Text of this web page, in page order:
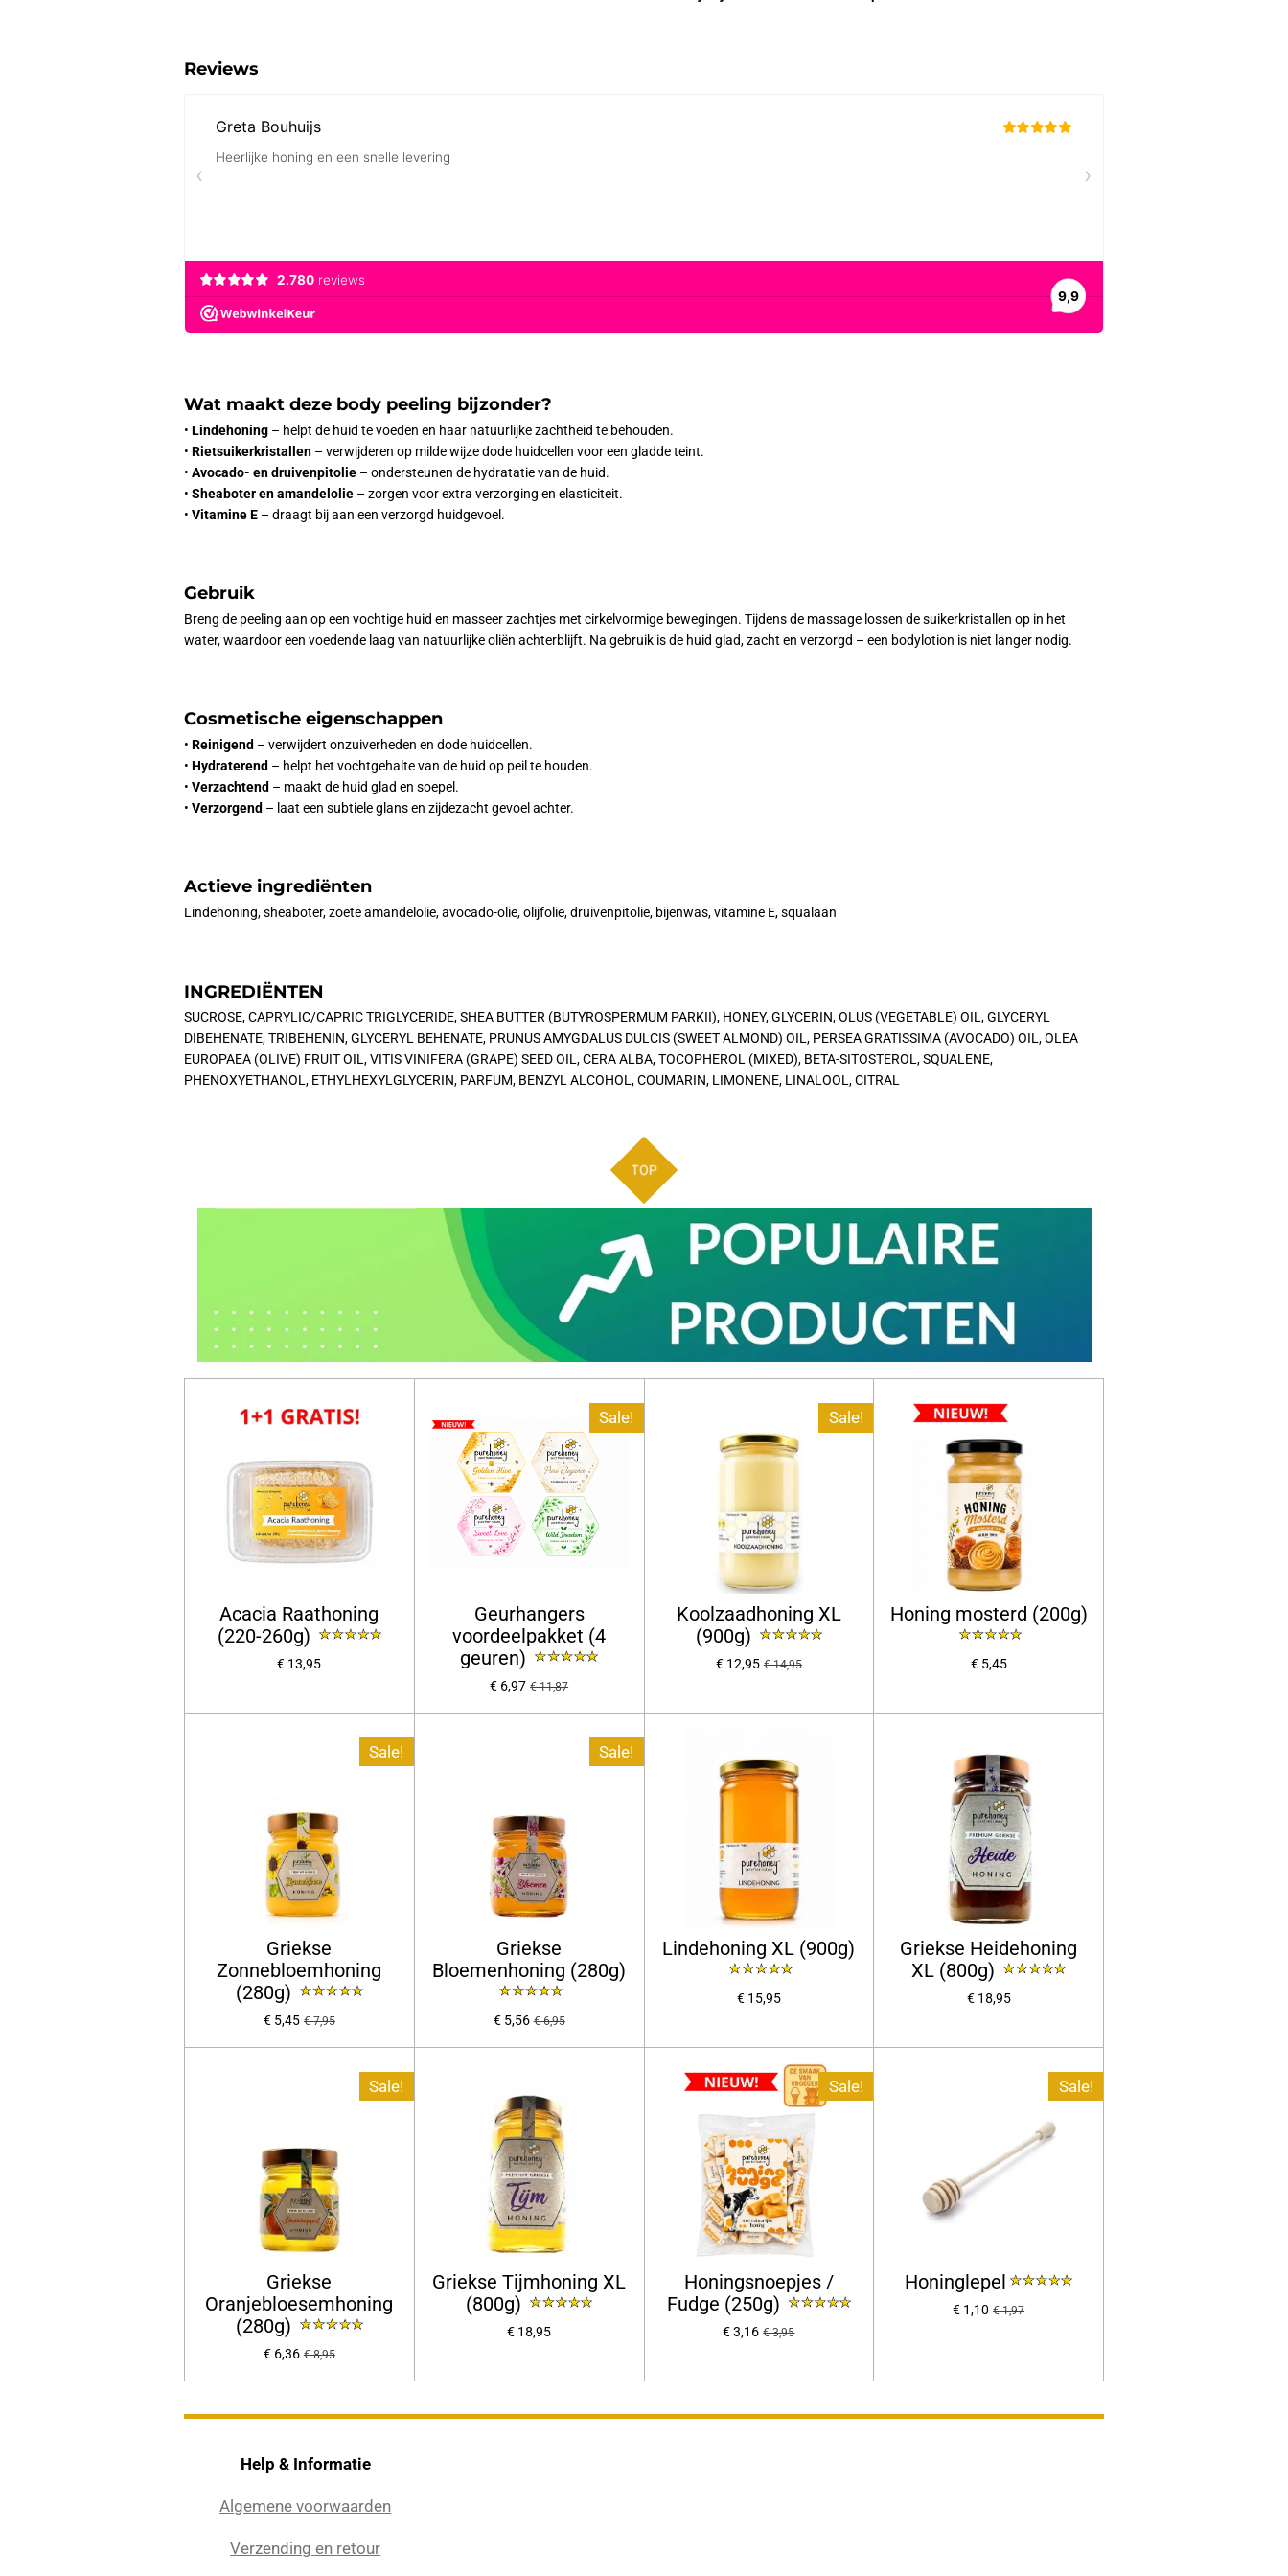
Reviews
Wat maakt deze body peeling bijzonder?
• Lindehoning – helpt de huid te voeden en haar natuurlijke zachtheid te behouden.
• Rietsuikerkristallen – verwijderen op milde wijze dode huidcellen voor een gladde teint.
• Avocado- en druivenpitolie – ondersteunen de hydratatie van de huid.
• Sheaboter en amandelolie – zorgen voor extra verzorging en elasticiteit.
• Vitamine E – draagt bij aan een verzorgd huidgevoel.
Gebruik
Breng de peeling aan op een vochtige huid en masseer zachtjes met cirkelvormige bewegingen. Tijdens de massage lossen de suikerkristallen op in het
water, waardoor een voedende laag van natuurlijke oliën achterblijft. Na gebruik is de huid glad, zacht en verzorgd – een bodylotion is niet langer nodig.
Cosmetische eigenschappen
• Reinigend – verwijdert onzuiverheden en dode huidcellen.
• Hydraterend – helpt het vochtgehalte van de huid op peil te houden.
• Verzachtend – maakt de huid glad en soepel.
• Verzorgend – laat een subtiele glans en zijdezacht gevoel achter.
Actieve ingrediënten
Lindehoning, sheaboter, zoete amandelolie, avocado-olie, olijfolie, druivenpitolie, bijenwas, vitamine E, squalaan
INGREDIËNTEN
SUCROSE, CAPRYLIC/CAPRIC TRIGLYCERIDE, SHEA BUTTER (BUTYROSPERMUM PARKII), HONEY, GLYCERIN, OLUS (VEGETABLE) OIL, GLYCERYL
DIBEHENATE, TRIBEHENIN, GLYCERYL BEHENATE, PRUNUS AMYGDALUS DULCIS (SWEET ALMOND) OIL, PERSEA GRATISSIMA (AVOCADO) OIL, OLEA
EUROPAEA (OLIVE) FRUIT OIL, VITIS VINIFERA (GRAPE) SEED OIL, CERA ALBA, TOCOPHEROL (MIXED), BETA-SITOSTEROL, SQUALENE,
PHENOXYETHANOL, ETHYLHEXYLGLYCERIN, PARFUM, BENZYL ALCOHOL, COUMARIN, LIMONENE, LINALOOL, CITRAL
TOP
Acacia Raathoning
(220-260g)
€ 13,95
Sale!
Geurhangers
voordeelpakket (4
geuren)
€ 6,97 € 11,87
Sale!
Koolzaadhoning XL
(900g)
€ 12,95 € 14,95
Honing mosterd (200g)
€ 5,45
Sale!
Griekse
Zonnebloemhoning
(280g)
€ 5,45 € 7,95
Sale!
Griekse
Bloemenhoning (280g)
€ 5,56 € 6,95
Lindehoning XL (900g)
€ 15,95
Griekse Heidehoning
XL (800g)
€ 18,95
Sale!
Griekse
Oranjebloesemhoning
(280g)
€ 6,36 € 8,95
Griekse Tijmhoning XL
(800g)
€ 18,95
Sale!
Honingsnoepjes /
Fudge (250g)
€ 3,16 € 3,95
Sale!
Honinglepel
€ 1,10 € 1,97
Help & Informatie
Algemene voorwaarden
Verzending en retour